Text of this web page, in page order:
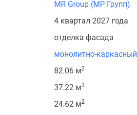
MR Group (МР Групп)
4 квартал 2027 года
отделка фасада
монолитно-каркасный
82.06 м2
37.22 м2
24.62 м2